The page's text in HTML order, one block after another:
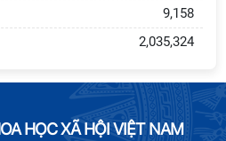
9,158
2,035,324
HỌC XÃ HỘI VIỆT NAM